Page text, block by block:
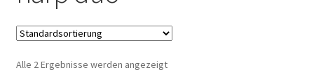
Kasse
English
Alle 2 Ergebnisse werden angezeigt